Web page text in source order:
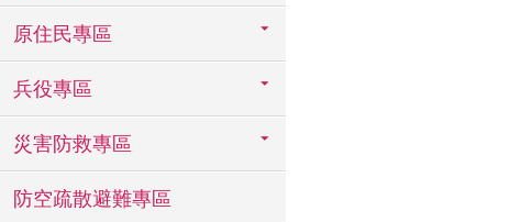
原住民專區
兵役專區
災害防救專區
防空疏散避難專區